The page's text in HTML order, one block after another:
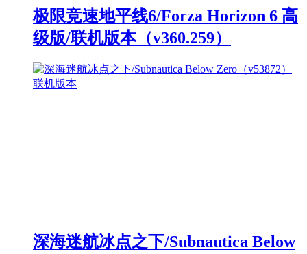
极限竞速地平线6/Forza Horizon 6 高
级版/联机版本（v360.259）
深海迷航冰点之下/Subnautica Below